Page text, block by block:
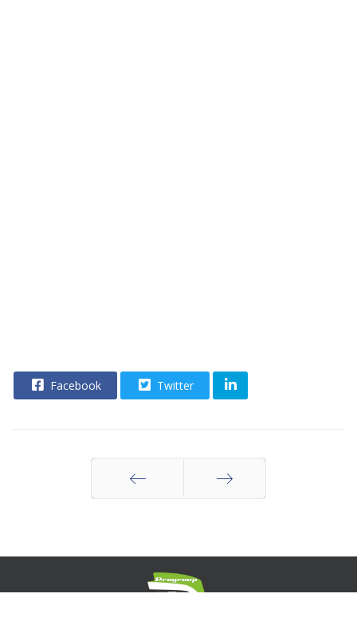
Facebook Twitter